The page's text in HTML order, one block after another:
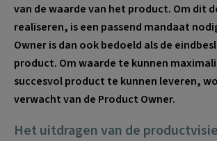
van de waarde van het product. Om dit
realiseren, is een passend mandaat
Owner is dan ook bedoeld als de
product. Om waarde te kunnen
succesvol product te kunnen leveren,
verwacht van de Product Owner.
Het uitdragen van de productvisie